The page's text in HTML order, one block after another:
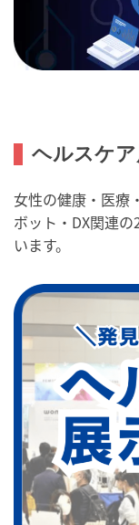
ヘルスケ
女性の健康・医療
ボット・DX関連
います。